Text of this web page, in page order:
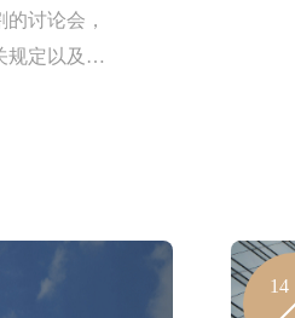
讨论会，
规定以及司
师主持了
14